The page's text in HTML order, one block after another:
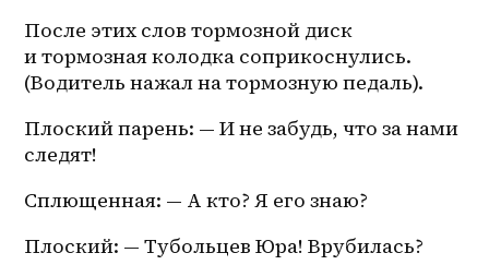
После этих слов тормозной диск
и тормозная колодка соприкоснулись.
(Водитель нажал на тормозную педаль).
Плоский парень: — И не забудь, что за нами
следят!
Сплющенная: — А кто? Я его знаю?
Плоский: — Тубольцев Юра! Врубилась?